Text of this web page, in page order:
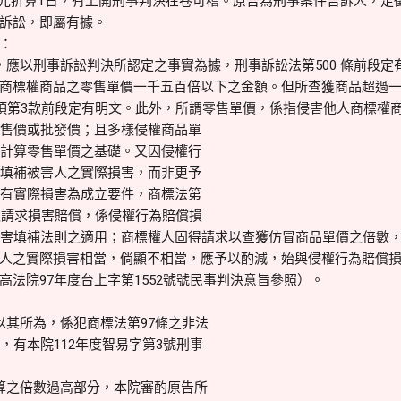
訟，即屬有據。
以刑事訴訟判決所認定之事實為據，刑事訴訟法第500 條前段定
標權商品之零售單價一千五百倍以下之金額。但所查獲商品超過
第3款前段定有明文。此外，所謂零售單價，係指侵害他人商標權
或批發價；且多樣侵權商品單
零售單價之基礎。又因侵權行
被害人之實際損害，而非更予
際損害為成立要件，商標法第
求損害賠償，係侵權行為賠償損
補法則之適用；商標權人固得請求以查獲仿冒商品單價之倍數
之實際損害相當，倘顯不相當，應予以酌減，始與侵權行為賠償
法院97年度台上字第1552號號民事判決意旨參照）。
所為，係犯商標法第97條之非法
本院112年度智易字第3號刑事
倍數過高部分，本院審酌原告所